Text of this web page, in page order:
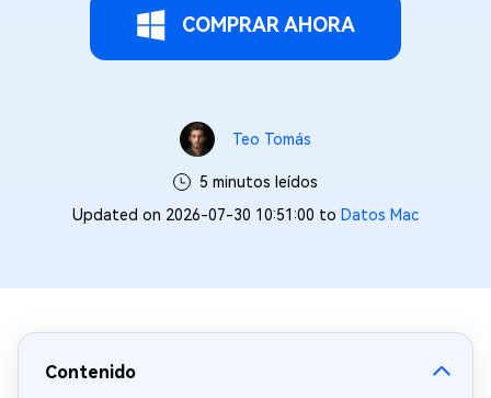
COMPRAR AHORA
Teo Tomás
5 minutos leídos
Updated on 2026-07-30 10:51:00 to Datos Mac
Contenido